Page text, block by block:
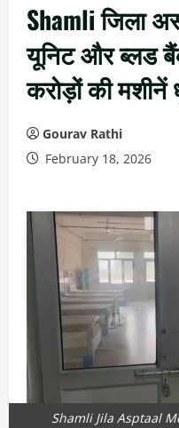
Shamli जिला
यूनिट और ब्लड
करोड़ों की
Gourav Rathi
February 18, 2026
Shamli Jila Asptaal